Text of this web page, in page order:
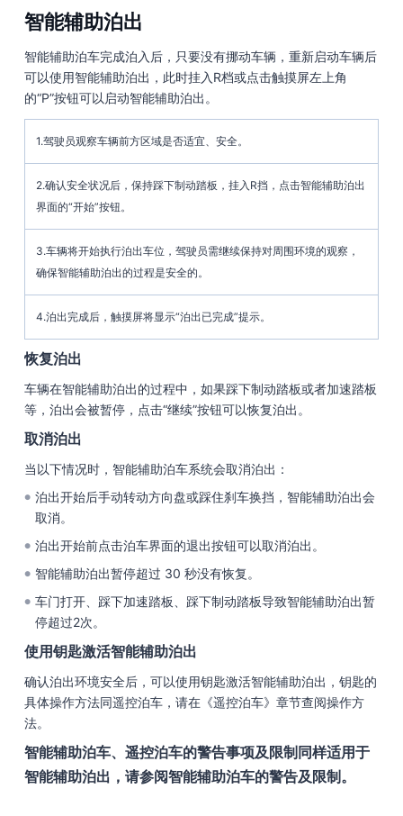
智能辅助泊出
智能辅助泊车完成泊入后，只要没有挪动车辆，重新启动车辆后
可以使用智能辅助泊出，此时挂入R档或点击触摸屏左上角
的“P”按钮可以启动智能辅助泊出。
1.驾驶员观察车辆前方区域是否适宜、安全。
2.确认安全状况后，保持踩下制动踏板，挂入R挡，点击智能辅助泊出
界面的“开始”按钮。
3.车辆将开始执行泊出车位，驾驶员需继续保持对周围环境的观察，
确保智能辅助泊出的过程是安全的。
4.泊出完成后，触摸屏将显示“泊出已完成”提示。
恢复泊出
车辆在智能辅助泊出的过程中，如果踩下制动踏板或者加速踏板
等，泊出会被暂停，点击“继续”按钮可以恢复泊出。
取消泊出
当以下情况时，智能辅助泊车系统会取消泊出：
● 泊出开始后手动转动方向盘或踩住刹车换挡，智能辅助泊出会
取消。
● 泊出开始前点击泊车界面的退出按钮可以取消泊出。
● 智能辅助泊出暂停超过 30 秒没有恢复。
● 车门打开、踩下加速踏板、踩下制动踏板导致智能辅助泊出暂
停超过2次。
使用钥匙激活智能辅助泊出
确认泊出环境安全后，可以使用钥匙激活智能辅助泊出，钥匙的
具体操作方法同遥控泊车，请在《遥控泊车》章节查阅操作方
法。
智能辅助泊车、遥控泊车的警告事项及限制同样适用于
智能辅助泊出，请参阅智能辅助泊车的警告及限制。